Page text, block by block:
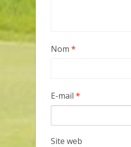
Nom *
E-mail *
Site web